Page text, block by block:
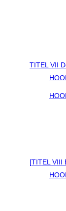
TITEL VII
[TITEL VIII